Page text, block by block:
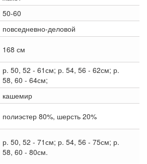
50-60
повседневно-деловой
168 см
р. 50, 52 - 61см; р. 54, 56 - 62см; р.
58, 60 - 64см;
кашемир
полиэстер 80%, шерсть 20%
р. 50, 52 - 71см; р. 54, 56 - 75см; р.
58, 60 - 80см.